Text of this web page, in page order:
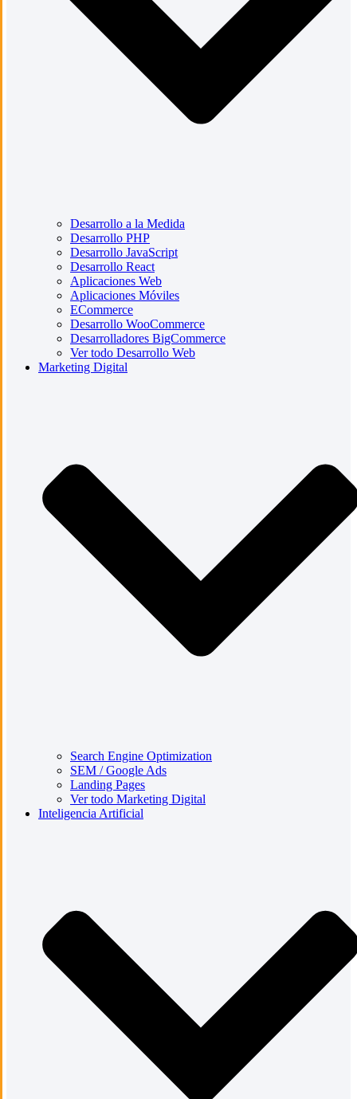
Desarrollo a la Medida
Desarrollo PHP
Desarrollo JavaScript
Desarrollo React
Aplicaciones Web
Aplicaciones Móviles
ECommerce
Desarrollo WooCommerce
Desarrolladores BigCommerce
Ver todo Desarrollo Web
Marketing Digital
Search Engine Optimization
SEM / Google Ads
Landing Pages
Ver todo Marketing Digital
Inteligencia Artificial